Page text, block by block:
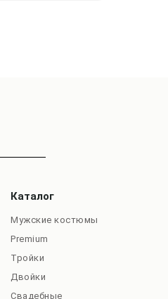
Каталог
Мужские костюмы
Premium
Тройки
Двойки
Свадебные